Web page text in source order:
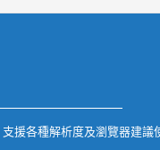
援各種解析度及瀏覽器建議